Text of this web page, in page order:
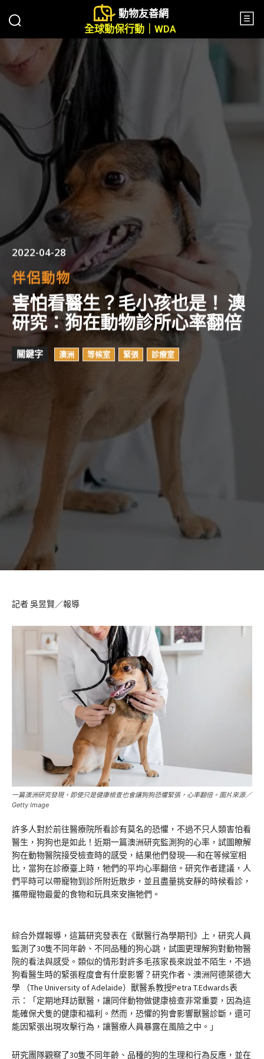
動物友善網
全球動保行動｜WDA
2022-04-28
伴侶動物
害怕看醫生？毛小孩也是！ 澳
研究：狗在動物診所心率翻倍
關鍵字 澳洲 等候室 緊張 診療室
記者 吳昱賢／報導
一篇澳洲研究發現，即使只是健康檢查也會讓狗狗恐懼緊張，心率翻倍。圖片來源／
Getty Image
許多人對於前往醫療院所看診有莫名的恐懼，不過不只人類害怕看
醫生，狗狗也是如此！近期一篇澳洲研究監測狗的心率，試圖瞭解
狗在動物醫院接受檢查時的感受，結果他們發現──和在等候室相
比，當狗在診療臺上時，牠們的平均心率翻倍。研究作者建議，人
們平時可以帶寵物到診所附近散步，並且盡量挑安靜的時候看診，
攜帶寵物最愛的食物和玩具來安撫牠們。
綜合外媒報導，這篇研究發表在《獸醫行為學期刊》上，研究人員
監測了30隻不同年齡、不同品種的狗心跳，試圖更理解狗對動物醫
院的看法與感受。類似的情形對許多毛孩家長來說並不陌生，不過
狗看醫生時的緊張程度會有什麼影響？研究作者、澳洲阿德萊德大
學 （The University of Adelaide）獸醫系教授Petra T.Edwards表
示：「定期地拜訪獸醫，讓同伴動物做健康檢查非常重要，因為這
能確保犬隻的健康和福利。然而，恐懼的狗會影響獸醫診斷，還可
能因緊張出現攻擊行為，讓醫療人員暴露在風險之中。」
研究團隊觀察了30隻不同年齡、品種的狗的生理和行為反應，並在